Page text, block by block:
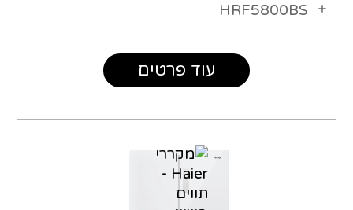
HRF5800BS
עוד פרטים